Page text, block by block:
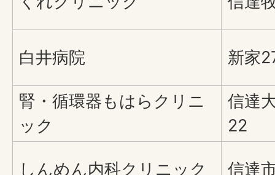
白井病院 新家
腎・循環器もはらクリニ
ック
信達
22
しんめん内科クリニック 信達